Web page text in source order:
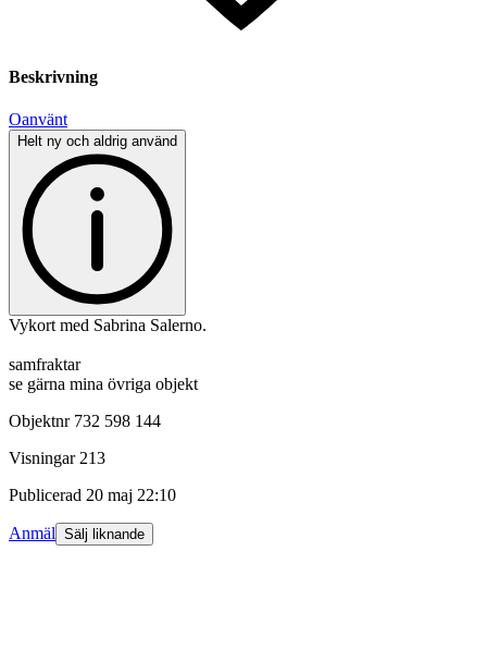
Beskrivning
Oanvänt
Helt ny och aldrig använd
Vykort med Sabrina Salerno.
samfraktar
se gärna mina övriga objekt
Objektnr 732 598 144
Visningar 213
Publicerad 20 maj 22:10
Anmäl Sälj liknande